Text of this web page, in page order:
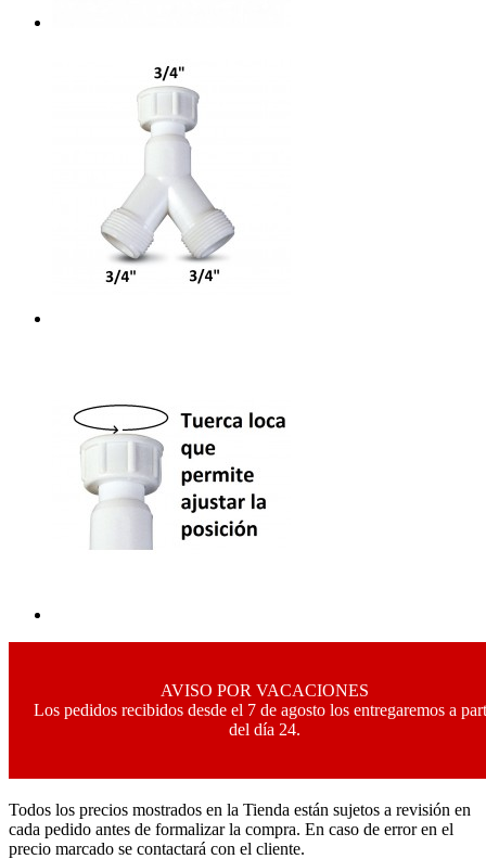
AVISO POR VACACIONES
Los pedidos recibidos desde el 7 de agosto los entregaremos a
del día 24.
Todos los precios mostrados en la Tienda están sujetos a revisión en
cada pedido antes de formalizar la compra. En caso de error en el
precio marcado se contactará con el cliente.